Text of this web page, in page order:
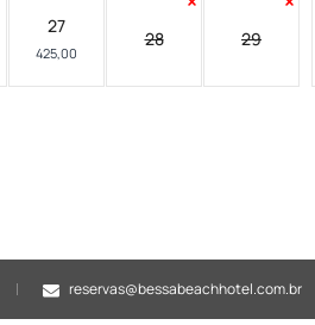
27
425,00
28 29
reservas@bessabeachhotel.com.br